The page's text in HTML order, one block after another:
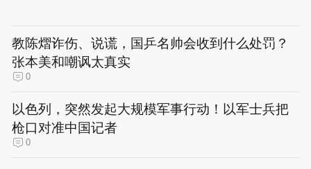
教陈熠诈伤、说谎，国乒名帅会收到什么处罚？
张本美和嘲讽太真实
0
以色列，突然发起大规模军事行动！以军士兵把
枪口对准中国记者
0